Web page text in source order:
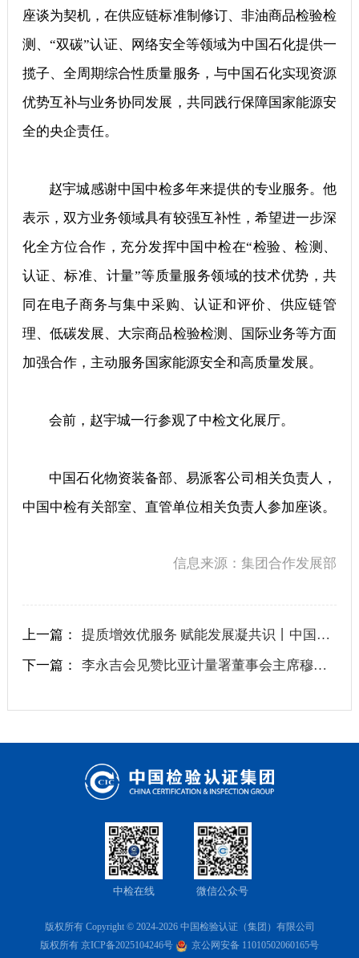
座谈为契机，在供应链标准制修订、非油商品检验检
测、“双碳”认证、网络安全等领域为中国石化提供一
揽子、全周期综合性质量服务，与中国石化实现资源
优势互补与业务协同发展，共同践行保障国家能源安
全的央企责任。
赵宇城感谢中国中检多年来提供的专业服务。他
表示，双方业务领域具有较强互补性，希望进一步深
化全方位合作，充分发挥中国中检在“检验、检测、
认证、标准、计量”等质量服务领域的技术优势，共
同在电子商务与集中采购、认证和评价、供应链管
理、低碳发展、大宗商品检验检测、国际业务等方面
加强合作，主动服务国家能源安全和高质量发展。
会前，赵宇城一行参观了中检文化展厅。
中国石化物资装备部、易派客公司相关负责人，
中国中检有关部室、直管单位相关负责人参加座谈。
信息来源：集团合作发展部
上一篇：
提质增效优服务 赋能发展凝共识丨中国中检召开办公室主任会暨新闻宣传工作培训、制度宣贯会议
下一篇：
李永吉会见赞比亚计量署董事会主席穆萨马拉·乔西亚·尼龙戈一行
中检在线 微信公众号
版权所有 Copyright © 2024-2026 中国检验认证（集团）有限公司
版权所有京ICP备2025104246号
京公网安备 11010502060165号